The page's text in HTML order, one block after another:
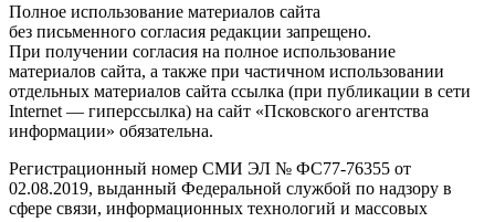
Полное использование материалов сайта
без письменного согласия редакции запрещено.
При получении согласия на полное использование
материалов сайта, а также при частичном использовании
отдельных материалов сайта ссылка (при публикации в сети
Internet — гиперссылка) на сайт «Псковского агентства
информации» обязательна.
Регистрационный номер СМИ ЭЛ № ФС77-76355 от
02.08.2019, выданный Федеральной службой по надзору в
сфере связи, информационных технологий и массовых